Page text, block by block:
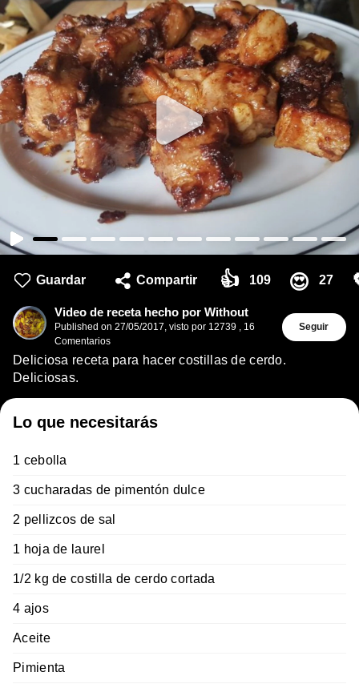
Guardar Compartir 👍 109 😍 27
Video de receta hecho por Without
Published on 27/05/2017, visto por 12739 , 16
Comentarios
Seguir
Deliciosa receta para hacer costillas de cerdo.
Deliciosas.
Lo que necesitarás
1 cebolla
3 cucharadas de pimentón dulce
2 pellizcos de sal
1 hoja de laurel
1/2 kg de costilla de cerdo cortada
4 ajos
Aceite
Pimienta